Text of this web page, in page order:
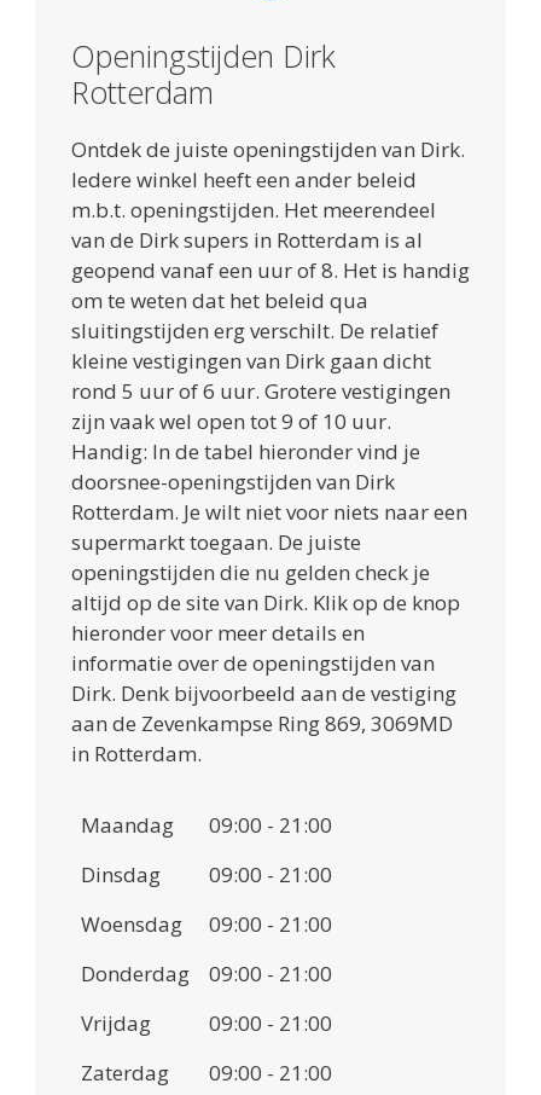
Openingstijden Dirk
Rotterdam
Ontdek de juiste openingstijden van Dirk.
Iedere winkel heeft een ander beleid
m.b.t. openingstijden. Het meerendeel
van de Dirk supers in Rotterdam is al
geopend vanaf een uur of 8. Het is handig
om te weten dat het beleid qua
sluitingstijden erg verschilt. De relatief
kleine vestigingen van Dirk gaan dicht
rond 5 uur of 6 uur. Grotere vestigingen
zijn vaak wel open tot 9 of 10 uur.
Handig: In de tabel hieronder vind je
doorsnee-openingstijden van Dirk
Rotterdam. Je wilt niet voor niets naar een
supermarkt toegaan. De juiste
openingstijden die nu gelden check je
altijd op de site van Dirk. Klik op de knop
hieronder voor meer details en
informatie over de openingstijden van
Dirk. Denk bijvoorbeeld aan de vestiging
aan de Zevenkampse Ring 869, 3069MD
in Rotterdam.
Maandag
09:00 - 21:00
Dinsdag
09:00 - 21:00
Woensdag
09:00 - 21:00
Donderdag
09:00 - 21:00
Vrijdag
09:00 - 21:00
Zaterdag
09:00 - 21:00